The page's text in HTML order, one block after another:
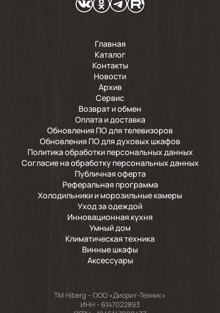
Главная
Каталог
Контакты
Новости
Архив
Сервис
Возврат и обмен
Оплата и доставка
Обновления ПО для телевизоров
Обновления ПО для духовых шкафов
Политика обработки персональных данных
Согласие на обработку персональных данных
Публичная оферта
Реферальная программа
Холодильники и морозильные камеры
Уход за одеждой
Инновационная кухня
Умный дом
Климатическая техника
Винные шкафы
Аксессуары
TM Hiberg – ООО «Диорит-Технис»
ИНН - 6147022893